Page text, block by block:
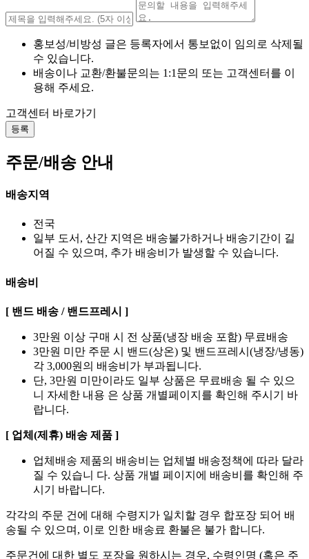
홍보성/비방성 글은 등록자에서 통보없이 임의로 삭제될
수 있습니다.
배송이나 교환/환불문의는 1:1문의 또는 고객센터를 이
용해 주세요.
고객센터 바로가기
등록
주문/배송 안내
배송지역
전국
일부 도서, 산간 지역은 배송불가하거나 배송기간이 길
어질 수 있으며, 추가 배송비가 발생할 수 있습니다.
배송비
[ 밴드 배송 / 밴드프레시 ]
3만원 이상 구매 시 전 상품(냉장 배송 포함) 무료배송
3만원 미만 주문 시 밴드(상온) 및 밴드프레시(냉장/냉동)
각 3,000원의 배송비가 부과됩니다.
단, 3만원 미만이라도 일부 상품은 무료배송 될 수 있으
니 자세한 내용 은 상품 개별페이지를 확인해 주시기 바
랍니다.
[ 업체(제휴) 배송 제품 ]
업체배송 제품의 배송비는 업체별 배송정책에 따라 달라
질 수 있습니 다. 상품 개별 페이지에 배송비를 확인해 주
시기 바랍니다.
각각의 주문 건에 대해 수령지가 일치할 경우 합포장 되어 배
송될 수 있으며, 이로 인한 배송료 환불은 불가 합니다.
주문건에 대한 별도 포장을 원하시는 경우, 수령인명 (혹은 주